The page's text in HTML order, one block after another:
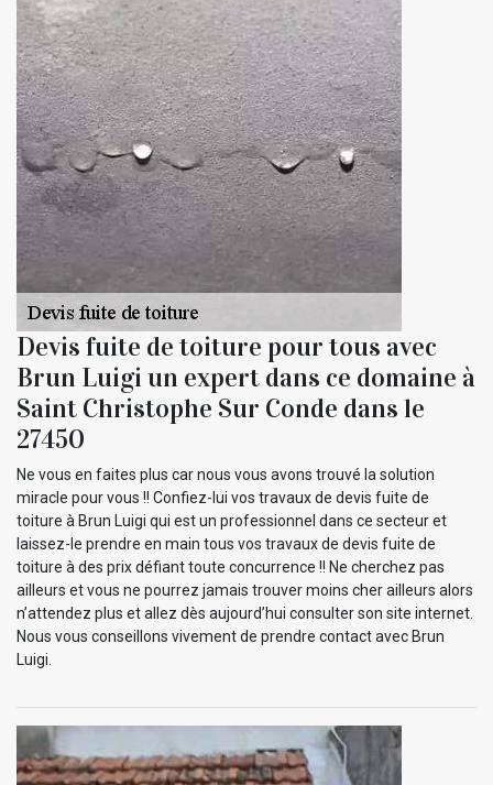
Devis fuite de toiture pour tous avec
Brun Luigi un expert dans ce domaine à
Saint Christophe Sur Conde dans le
27450
Ne vous en faites plus car nous vous avons trouvé la solution
miracle pour vous !! Confiez-lui vos travaux de devis fuite de
toiture à Brun Luigi qui est un professionnel dans ce secteur et
laissez-le prendre en main tous vos travaux de devis fuite de
toiture à des prix défiant toute concurrence !! Ne cherchez pas
ailleurs et vous ne pourrez jamais trouver moins cher ailleurs alors
n’attendez plus et allez dès aujourd’hui consulter son site internet.
Nous vous conseillons vivement de prendre contact avec Brun
Luigi.